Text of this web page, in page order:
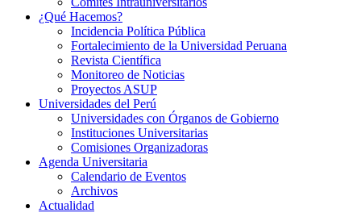
¿Qué Hacemos?
Incidencia Política Pública
Fortalecimiento de la Universidad Peruana
Revista Científica
Monitoreo de Noticias
Proyectos ASUP
Universidades del Perú
Universidades con Órganos de Gobierno
Instituciones Universitarias
Comisiones Organizadoras
Agenda Universitaria
Calendario de Eventos
Archivos
Actualidad